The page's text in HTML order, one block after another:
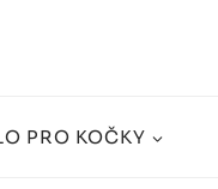
PRO KOČKY